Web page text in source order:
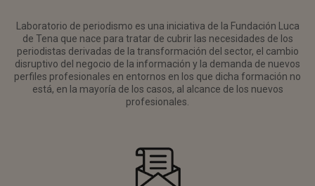
Laboratorio de periodismo es una iniciativa de la Fundación Luca
de Tena que nace para tratar de cubrir las necesidades de los
periodistas derivadas de la transformación del sector, el cambio
disruptivo del negocio de la información y la demanda de nuevos
perfiles profesionales en entornos en los que dicha formación no
está, en la mayoría de los casos, al alcance de los nuevos
profesionales.